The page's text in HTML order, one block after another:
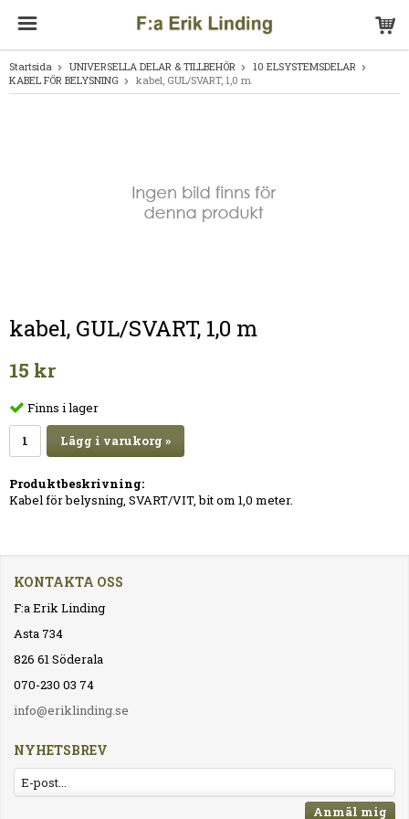
Startsida UNIVERSELLA DELAR & TILLBEHÖR
10 ELSYSTEMSDELAR
KABEL FÖR BELYSNING
kabel, GUL/SVART, 1,0 m
kabel, GUL/SVART, 1,0 m
15 kr
Finns i lager
Lägg i varukorg »
Produktbeskrivning:
Kabel för belysning, SVART/VIT, bit om 1,0 meter.
KONTAKTA OSS
F:a Erik Linding
Asta 734
826 61 Söderala
070-230 03 74
info@eriklinding.se
NYHETSBREV
Anmäl mig